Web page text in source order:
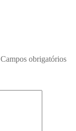
Campos obrigatórios